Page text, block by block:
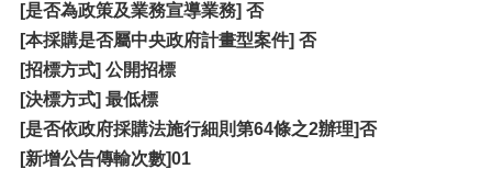
[是否為政策及業務宣導業務] 否
[本採購是否屬中央政府計畫型案件] 否
[招標方式] 公開招標
[決標方式] 最低標
[是否依政府採購法施行細則第64條之2辦理]否
[新增公告傳輸次數]01